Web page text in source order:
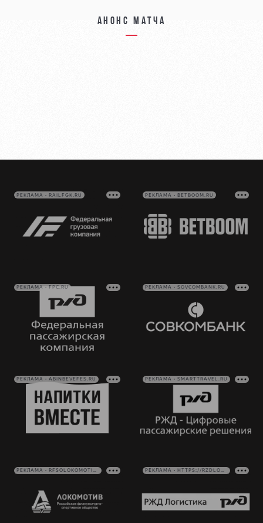
Анонс матча
РЕКЛАМА • RAILFGK.RU РЕКЛАМА • BETBOOM.RU
РЕКЛАМА • FPC.RU РЕКЛАМА • SOVCOMBANK.RU
РЕКЛАМА • ABINBEVEFES.RU РЕКЛАМА • SMARTTRAVEL.RU
РЕКЛАМА • RFSOLOKOMOTIV.RU РЕКЛАМА • HTTPS://RZDLOG.RU/